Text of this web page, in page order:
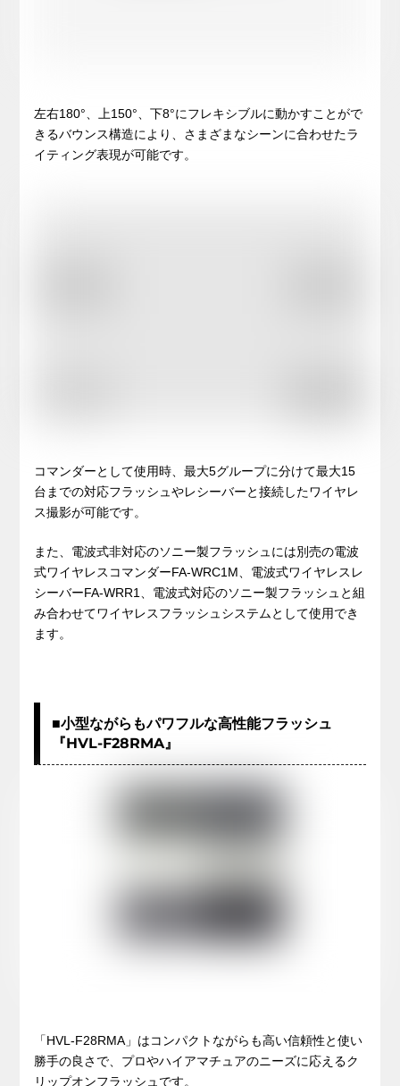
左右180°、上150°、下8°にフレキシブルに動かすことがで
きるバウンス構造により、さまざまなシーンに合わせたラ
イティング表現が可能です。
コマンダーとして使用時、最大5グループに分けて最大15
台までの対応フラッシュやレシーバーと接続したワイヤレ
ス撮影が可能です。
また、電波式非対応のソニー製フラッシュには別売の電波
式ワイヤレスコマンダーFA-WRC1M、電波式ワイヤレスレ
シーバーFA-WRR1、電波式対応のソニー製フラッシュと組
み合わせてワイヤレスフラッシュシステムとして使用でき
ます。
■小型ながらもパワフルな高性能フラッシュ
『HVL-F28RMA』
「HVL-F28RMA」はコンパクトながらも高い信頼性と使い
勝手の良さで、プロやハイアマチュアのニーズに応えるク
リップオンフラッシュです。